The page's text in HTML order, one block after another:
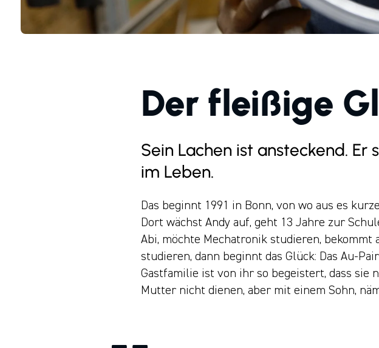
Der fleißige
Sein Lachen ist ansteckend.
im Leben.
Das beginnt 1991 in Bonn, von wo aus es
Dort wächst Andy auf, geht 13 Jahre zur
Abi, möchte Mechatronik studieren,
studieren, dann beginnt das Glück: Das Au-
Gastfamilie ist von ihr so begeistert, dass sie
Mutter nicht dienen, aber mit einem Sohn,